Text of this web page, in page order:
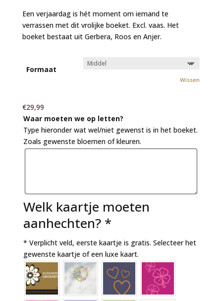
tot
€37,99
Een verjaardag is hét moment om iemand te
verrassen met dit vrolijke boeket. Excl. vaas. Het
boeket bestaat uit Gerbera, Roos en Anjer.
Formaat
Wissen
€29,99
Waar moeten we op letten?
Type hieronder wat wel/niet gewenst is in het boeket.
Zoals gewenste bloemen of kleuren.
Welk kaartje moeten
aanhechten? *
* Verplicht veld, eerste kaartje is gratis. Selecteer het
gewenste kaartje of een luxe kaart.